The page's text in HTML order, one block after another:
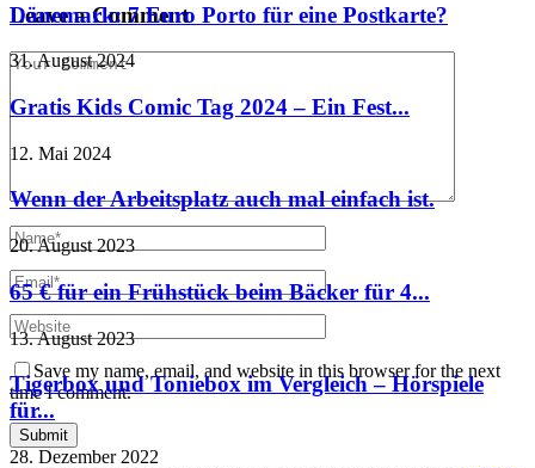
Dänemark: 7 Euro Porto für eine Postkarte?
31. August 2024
Gratis Kids Comic Tag 2024 – Ein Fest...
12. Mai 2024
Wenn der Arbeitsplatz auch mal einfach ist.
20. August 2023
65 € für ein Frühstück beim Bäcker für 4...
13. August 2023
Tigerbox und Toniebox im Vergleich – Hörspiele
für...
28. Dezember 2022
Leave a Comment
Save my name, email, and website in this browser for the next
time I comment.